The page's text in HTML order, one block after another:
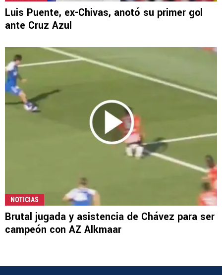
Luis Puente, ex-Chivas, anotó su primer gol
ante Cruz Azul
NOTICIAS
Brutal jugada y asistencia de Chávez para ser
campeón con AZ Alkmaar